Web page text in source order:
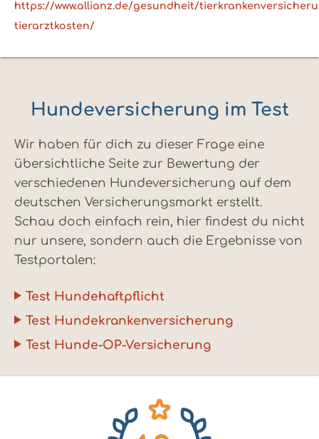
https://www.allianz.de/gesundheit/
tierarztkosten/
Hundeversicherung im Test
Wir haben für dich zu dieser Frage eine
übersichtliche Seite zur Bewertung der
verschiedenen Hundeversicherung auf dem
deutschen Versicherungsmarkt erstellt.
Schau doch einfach rein, hier findest du nicht
nur unsere, sondern auch die Ergebnisse von
Testportalen:
Test Hundehaftpflicht
Test Hundekrankenversicherung
Test Hunde-OP-Versicherung